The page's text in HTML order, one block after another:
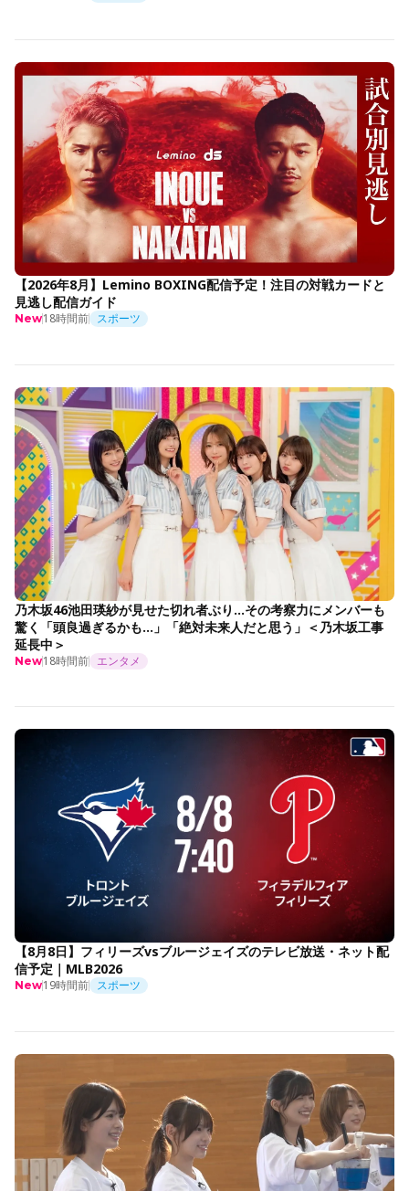
【2026年8月】Lemino BOXING配信予定！注目の対戦カードと
見逃し配信ガイド
New18時間前 スポーツ
乃木坂46池田瑛紗が見せた切れ者ぶり…その考察力にメンバーも
驚く「頭良過ぎるかも…」「絶対未来人だと思う」＜乃木坂工事
延長中＞
New18時間前 エンタメ
【8月8日】フィリーズvsブルージェイズのテレビ放送・ネット配
信予定｜MLB2026
New19時間前 スポーツ